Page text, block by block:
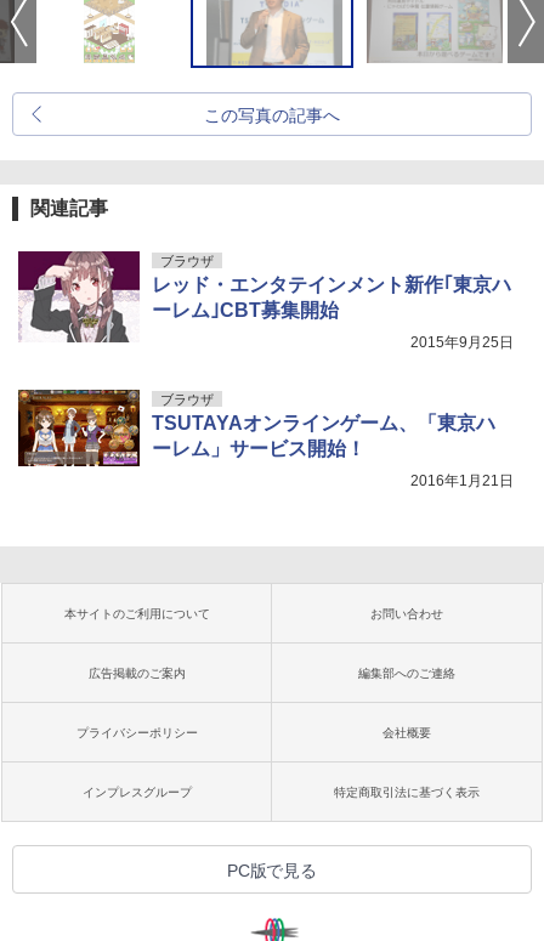
この写真の記事へ
関連記事
ブラウザ
レッド・エンタテインメント新作｢東京ハ
ーレム｣CBT募集開始
2015年9月25日
ブラウザ
TSUTAYAオンラインゲーム、「東京ハ
ーレム」サービス開始！
2016年1月21日
本サイトのご利用について お問い合わせ
広告掲載のご案内 編集部へのご連絡
プライバシーポリシー 会社概要
インプレスグループ 特定商取引法に基づく表示
PC版で見る